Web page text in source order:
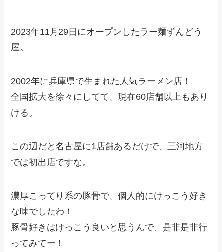
2023年11月29日にオープンしたラー麺ずんどう
屋。
2002年に兵庫県で生まれた人気ラーメン店！
全国拡大を徐々にしてて、現在60店舗以上もあり
ける。
この辺だと名古屋に1店舗あるだけで、三河地方
では初出店ですな。
濃厚こってり系の豚骨で、個人的にけっこう好き
な味でしたわ！
豚骨好きはけっこう良いと思うんで、是非是非行
ってみてー！